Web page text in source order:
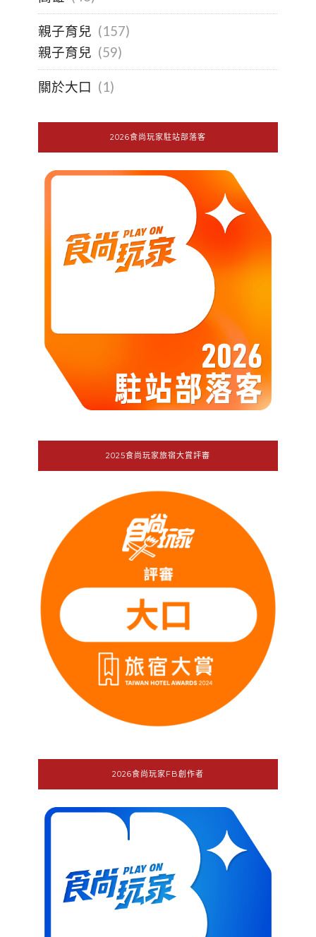
親子育兒 (157)
親子育兒 (59)
關於大口 (1)
2026食尚玩家駐站部落客
2025食尚玩家旅宿大賞評審
2026食尚玩家FB創作者